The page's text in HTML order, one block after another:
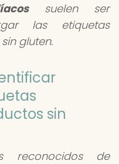
suelen ser
las etiquetas
gluten.
sin
reconocidos de